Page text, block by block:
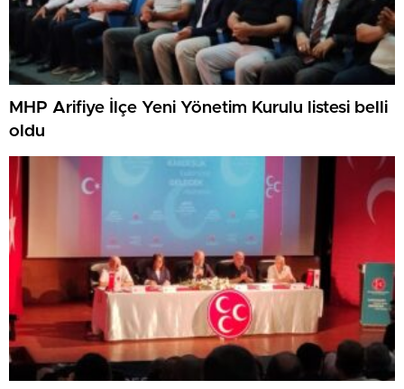
MHP Arifiye İlçe Yeni Yönetim Kurulu listesi belli
oldu